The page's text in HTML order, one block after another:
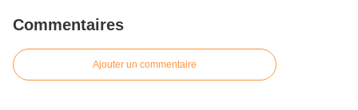
Commentaires
Ajouter un commentaire